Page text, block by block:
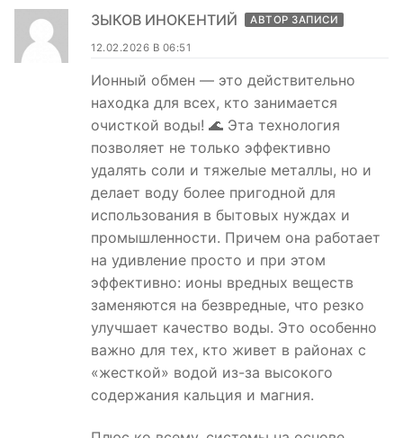
ЗЫКОВ ИНОКЕНТИЙ АВТОР ЗАПИСИ
12.02.2026 В 06:51
Ионный обмен — это действительно
находка для всех, кто занимается
очисткой воды! 🌊 Эта технология
позволяет не только эффективно
удалять соли и тяжелые металлы, но и
делает воду более пригодной для
использования в бытовых нуждах и
промышленности. Причем она работает
на удивление просто и при этом
эффективно: ионы вредных веществ
заменяются на безвредные, что резко
улучшает качество воды. Это особенно
важно для тех, кто живет в районах с
«жесткой» водой из-за высокого
содержания кальция и магния.